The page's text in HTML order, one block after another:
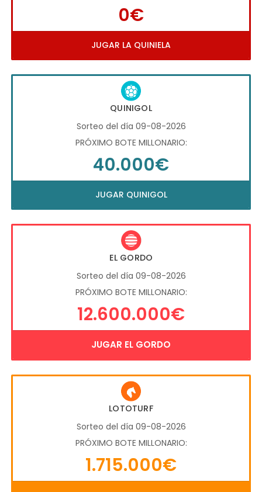
0€
JUGAR LA QUINIELA
QUINIGOL
Sorteo del día 09-08-2026
PRÓXIMO BOTE MILLONARIO:
40.000€
JUGAR QUINIGOL
EL GORDO
Sorteo del día 09-08-2026
PRÓXIMO BOTE MILLONARIO:
12.600.000€
JUGAR EL GORDO
LOTOTURF
Sorteo del día 09-08-2026
PRÓXIMO BOTE MILLONARIO:
1.715.000€